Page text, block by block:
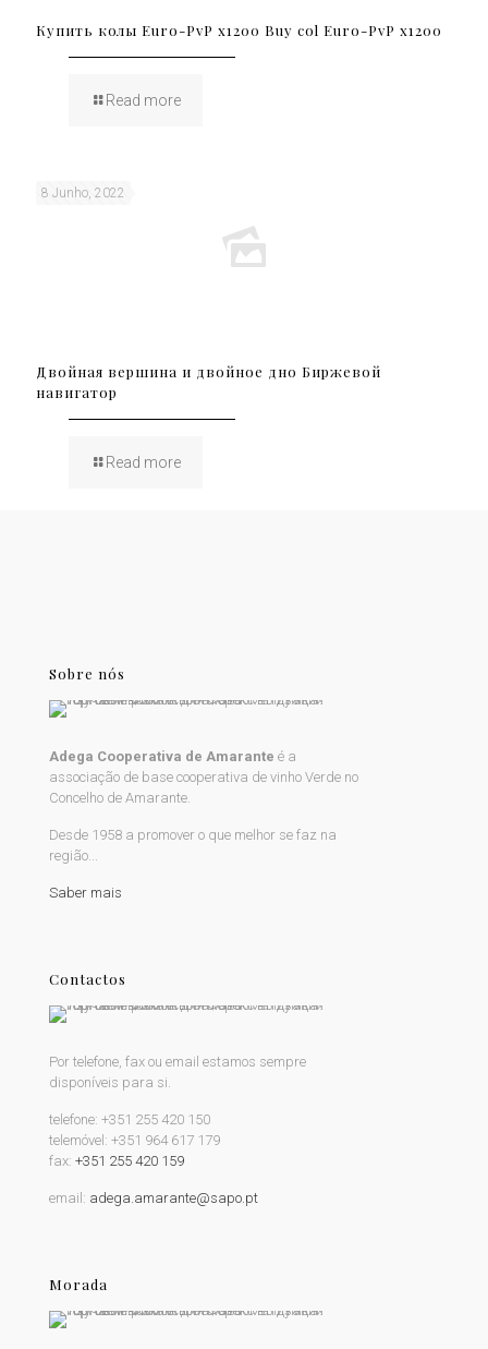
Купить колы Euro-PvP x1200 Buy col Euro-PvP x1200
Read more
8 Junho, 2022
Двойная вершина и двойное дно Биржевой
навигатор
Read more
Sobre nós
Adega Cooperativa de Amarante é a
associação de base cooperativa de vinho Verde no
Concelho de Amarante.
Desde 1958 a promover o que melhor se faz na
região...
Saber mais
Contactos
Por telefone, fax ou email estamos sempre
disponíveis para si.
telefone: +351 255 420 150
telemóvel: +351 964 617 179
fax: +351 255 420 159
email: adega.amarante@sapo.pt
Morada